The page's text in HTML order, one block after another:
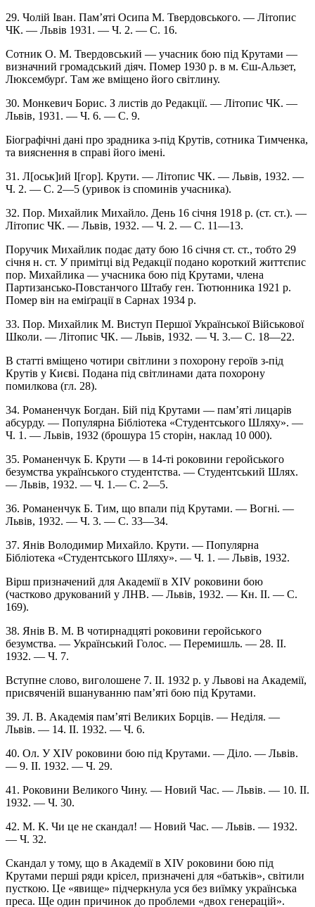
29. Чолій Іван. Пам’яті Осипа М. Твердовського. — Літопис
ЧК. — Львів 1931. — Ч. 2. — С. 16.
Сотник О. М. Твердовський — учасник бою під Крутами —
визначний громадський діяч. Помер 1930 р. в м. Єш-Альзет,
Люксембурґ. Там же вміщено його світлину.
30. Монкевич Борис. З листів до Редакції. — Літопис ЧК. —
Львів, 1931. — Ч. 6. — С. 9.
Біографічні дані про зрадника з-під Крутів, сотника Тимченка,
та вияснення в справі його імені.
31. Л[оськ]ий І[гор]. Крути. — Літопис ЧК. — Львів, 1932. —
Ч. 2. — С. 2—5 (уривок із споминів учасника).
32. Пор. Михайлик Михайло. День 16 січня 1918 р. (ст. ст.). —
Літопис ЧК. — Львів, 1932. — Ч. 2. — С. 11—13.
Поручик Михайлик подає дату бою 16 січня ст. ст., тобто 29
січня н. ст. У примітці від Редакції подано короткий життєпис
пор. Михайлика — учасника бою під Крутами, члена
Партизансько-Повстанчого Штабу ген. Тютюнника 1921 р.
Помер він на еміґрації в Сарнах 1934 р.
33. Пор. Михайлик М. Виступ Першої Української Військової
Школи. — Літопис ЧК. — Львів, 1932. — Ч. 3.— С. 18—22.
В статті вміщено чотири світлини з похорону героїв з-під
Крутів у Києві. Подана під світлинами дата похорону
помилкова (гл. 28).
34. Романенчук Богдан. Бій під Крутами — пам’яті лицарів
абсурду. — Популярна Бібліотека «Студентського Шляху». —
Ч. 1. — Львів, 1932 (брошура 15 сторін, наклад 10 000).
35. Романенчук Б. Крути — в 14-ті роковини геройського
безумства українського студентства. — Студентський Шлях.
— Львів, 1932. — Ч. 1.— С. 2—5.
36. Романенчук Б. Тим, що впали під Крутами. — Вогні. —
Львів, 1932. — Ч. 3. — С. 33—34.
37. Янів Володимир Михайло. Крути. — Популярна
Бібліотека «Студентського Шляху». — Ч. 1. — Львів, 1932.
Вірш призначений для Академії в XIV роковини бою
(частково друкований у ЛНВ. — Львів, 1932. — Кн. II. — С.
169).
38. Янів В. М. В чотирнадцяті роковини геройського
безумства. — Український Голос. — Перемишль. — 28. II.
1932. — Ч. 7.
Вступне слово, виголошене 7. II. 1932 р. у Львові на Академії,
присвяченій вшануванню пам’яті бою під Крутами.
39. Л. В. Академія пам’яті Великих Борців. — Неділя. —
Львів. — 14. II. 1932. — Ч. 6.
40. Ол. У XIV роковини бою під Крутами. — Діло. — Львів.
— 9. II. 1932. — Ч. 29.
41. Роковини Великого Чину. — Новий Час. — Львів. — 10. II.
1932. — Ч. 30.
42. М. К. Чи це не скандал! — Новий Час. — Львів. — 1932.
— Ч. 32.
Скандал у тому, що в Академії в XIV роковини бою під
Крутами перші ряди крісел, призначені для «батьків», світили
пусткою. Це «явище» підчеркнула уся без виїмку українська
преса. Ще один причинок до проблеми «двох генерацій».